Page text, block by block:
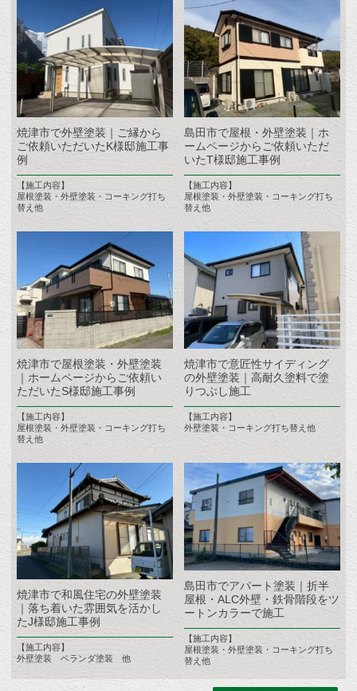
焼津市で外壁塗装｜ご縁から
ご依頼いただいたK様邸施工事
例
【施工内容】
屋根塗装・外壁塗装・コーキング打ち
替え他
島田市で屋根・外壁塗装｜ホ
ームページからご依頼いただ
いたT様邸施工事例
【施工内容】
屋根塗装・外壁塗装・コーキング打ち
替え他
焼津市で屋根塗装・外壁塗装
｜ホームページからご依頼い
ただいたS様邸施工事例
【施工内容】
屋根塗装・外壁塗装・コーキング打ち
替え他
焼津市で意匠性サイディング
の外壁塗装｜高耐久塗料で塗
りつぶし施工
【施工内容】
外壁塗装・コーキング打ち替え他
焼津市で和風住宅の外壁塗装
｜落ち着いた雰囲気を活かし
たJ様邸施工事例
【施工内容】
外壁塗装 ベランダ塗装 他
島田市でアパート塗装｜折半
屋根・ALC外壁・鉄骨階段をツ
ートンカラーで施工
【施工内容】
屋根塗装・外壁塗装・コーキング打ち
替え他